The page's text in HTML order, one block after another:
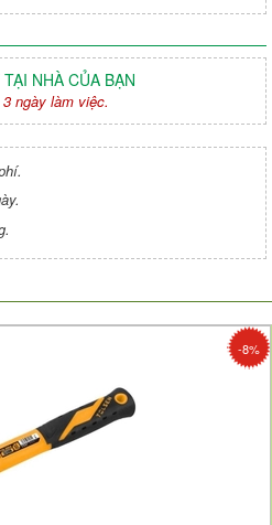
NHÀ CỦA BẠN
ngày làm việc.
-8%